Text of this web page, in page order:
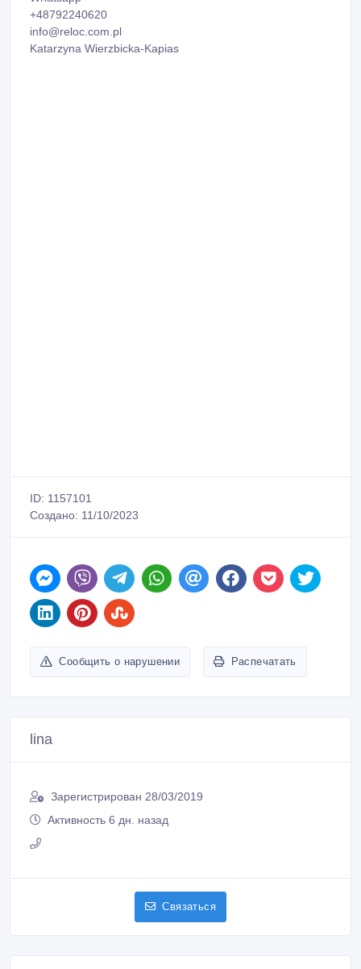
+48792240620
info@reloc.com.pl
Katarzyna Wierzbicka-Kapias
ID: 1157101
Создано: 11/10/2023
Сообщить о нарушении Распечатать
lina
Зарегистрирован 28/03/2019
Активность 6 дн. назад
Связаться